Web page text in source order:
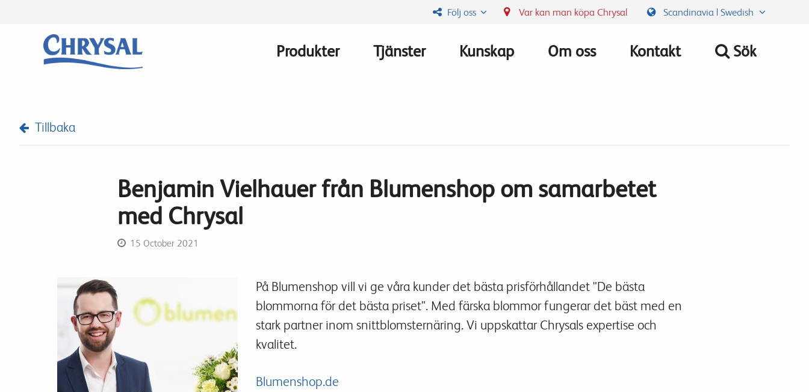
Följ oss Var kan man köpa Chrysal Scandinavia | Swedish
Main
Produkter Tjänster Kunskap Om oss Kontakt Sök
Tillbaka
Benjamin Vielhauer från Blumenshop om samarbetet
med Chrysal
15 October 2021
På Blumenshop vill vi ge våra kunder det bästa prisförhållandet "De bästa
blommorna för det bästa priset". Med färska blommor fungerar det bäst med en
stark partner inom snittblomsternäring. Vi uppskattar Chrysals expertise och
kvalitet.
Blumenshop.de